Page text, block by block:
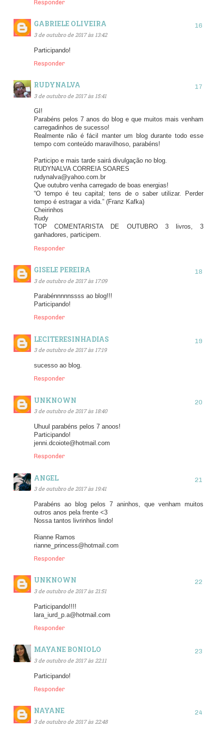
Responder
GABRIELE OLIVEIRA
3 de outubro de 2017 às 13:42
Participando!
Responder
RUDYNALVA
3 de outubro de 2017 às 15:41
GI!
Parabéns pelos 7 anos do blog e que muitos mais venham
carregadinhos de sucesso!
Realmente não é fácil manter um blog durante todo esse
tempo com conteúdo maravilhoso, parabéns!
Participo e mais tarde sairá divulgação no blog.
RUDYNALVA CORREIA SOARES
rudynalva@yahoo.com.br
Que outubro venha carregado de boas energias!
“O tempo é teu capital; tens de o saber utilizar. Perder
tempo é estragar a vida.” (Franz Kafka)
Cheirinhos
Rudy
TOP COMENTARISTA DE OUTUBRO 3 livros, 3
ganhadores, participem.
Responder
GISELE PEREIRA
3 de outubro de 2017 às 17:09
Parabénnnnnssss ao blog!!!
Participando!
Responder
LECITERESINHADIAS
3 de outubro de 2017 às 17:19
sucesso ao blog.
Responder
UNKNOWN
3 de outubro de 2017 às 18:40
Uhuul parabéns pelos 7 anoos!
Participando!
jenni.dcoiote@hotmail.com
Responder
ANGEL
3 de outubro de 2017 às 19:41
Parabéns ao blog pelos 7 aninhos, que venham muitos
outros anos pela frente <3
Nossa tantos livrinhos lindo!
Rianne Ramos
rianne_princess@hotmail.com
Responder
UNKNOWN
3 de outubro de 2017 às 21:51
Participando!!!!
lara_iurd_p.a@hotmail.com
Responder
MAYANE BONIOLO
3 de outubro de 2017 às 22:11
Participando!
Responder
NAYANE
3 de outubro de 2017 às 22:48